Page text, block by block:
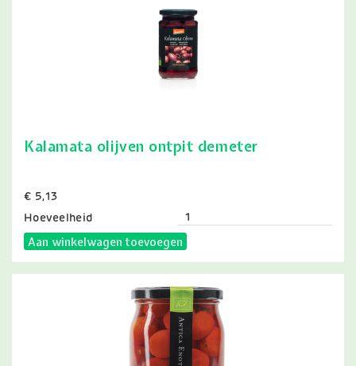
Kalamata olijven ontpit demeter
Prijs
€ 5,13
Hoeveelheid
Aan winkelwagen toevoegen